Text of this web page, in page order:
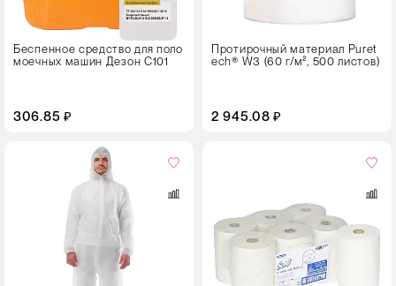
Беспенное средство для поло
моечных машин Дезон C101
306.85 ₽
Протирочный материал Puret
ech® W3 (60 г/м², 500 листов)
2 945.08 ₽
6 рулонов